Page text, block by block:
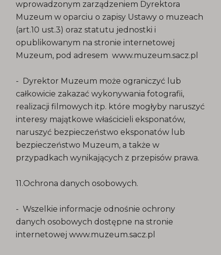
wprowadzonym zarządzeniem Dyrektora
Muzeum w oparciu o zapisy Ustawy o muzeach
(art.10 ust.3) oraz statutu jednostki i
opublikowanym na stronie internetowej
Muzeum, pod adresem www.muzeum.sacz.pl
- Dyrektor Muzeum może ograniczyć lub
całkowicie zakazać wykonywania fotografii,
realizacji filmowych itp. które mogłyby naruszyć
interesy majątkowe właścicieli eksponatów,
naruszyć bezpieczeństwo eksponatów lub
bezpieczeństwo Muzeum, a także w
przypadkach wynikających z przepisów prawa.
11.Ochrona danych osobowych.
- Wszelkie informacje odnośnie ochrony
danych osobowych dostępne na stronie
internetowej www.muzeum.sacz.pl